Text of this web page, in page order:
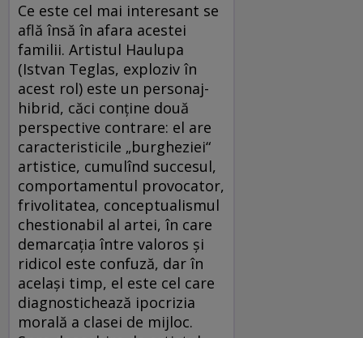
Ce este cel mai interesant se
află însă în afara acestei
familii. Artistul Haulupa
(Istvan Teglas, exploziv în
acest rol) este un personaj-
hibrid, căci conţine două
perspective contrare: el are
caracteristicile „burgheziei“
artistice, cumulînd succesul,
comportamentul provocator,
frivolitatea, conceptualismul
chestionabil al artei, în care
demarcaţia între valoros şi
ridicol este confuză, dar în
acelaşi timp, el este cel care
diagnostichează ipocrizia
morală a clasei de mijloc.